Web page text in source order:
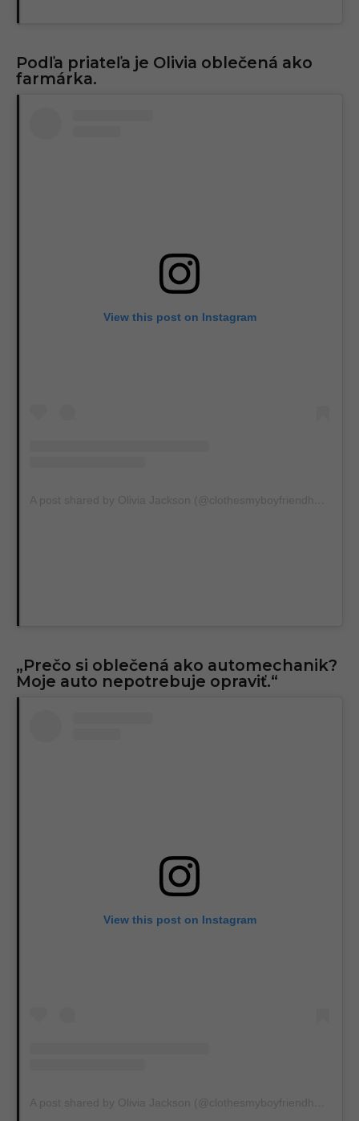
Podľa priateľa je Olivia oblečená ako
farmárka.
View this post on Instagram
„Prečo si oblečená ako automechanik?
Moje auto nepotrebuje opraviť.“
View this post on Instagram